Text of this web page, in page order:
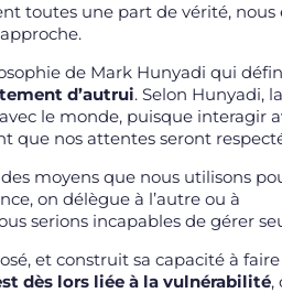
toutes une part de vérité, nous
de Mark Hunyadi qui
d’autrui. Selon Hunyadi,
le monde, puisque interagir
que nos attentes seront
moyens que nous utilisons
on délègue à l’autre ou à
serions incapables de gérer
et construit sa capacité à
dès lors liée à la vulnérabilité,